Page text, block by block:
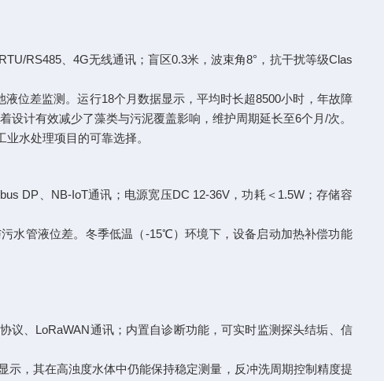
RS485、4G无线通讯；盲区0.3米，波束角8°，抗干扰等级Clas
位差监测。运行18个月数据显示，平均时长超8500小时，年故障
计有效减少了藻类与污泥覆盖影响，维护周期延长至6个月/次。
水处理项目的可靠选择。
DP、NB-IoT通讯；电源宽压DC 12-36V，功耗＜1.5W；存储容
水管液位差。冬季低温（-15℃）环境下，设备启动加热补偿功能
议、LoRaWAN通讯；内置自诊断功能，可实时监测探头结垢、信
示，其在高浊度水体中仍能保持稳定测量，反冲洗周期控制精度提